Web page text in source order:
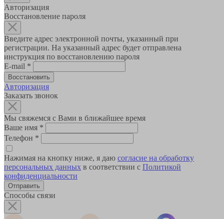
Авторизация
Восстановление пароля
Введите адрес электронной почты, указанный при
регистрации. На указанный адрес будет отправлена
инструкция по восстановлению пароля
E-mail *
Авторизация
Заказать звонок
Мы свяжемся с Вами в ближайшее время
Ваше имя *
Телефон *
Нажимая на кнопку ниже, я даю согласие на обработку
персональных данных в соответствии с Политикой
конфиденциальности
Способы связи